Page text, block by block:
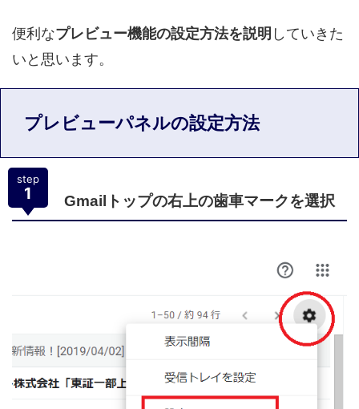
便利なプレビュー機能の設定方法を説明 していきた
いと思います。
プレビューパネルの設定方法
step
1 Gmailトップの右上の歯車マークを選択